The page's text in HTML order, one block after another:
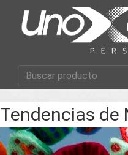
Tendencias de